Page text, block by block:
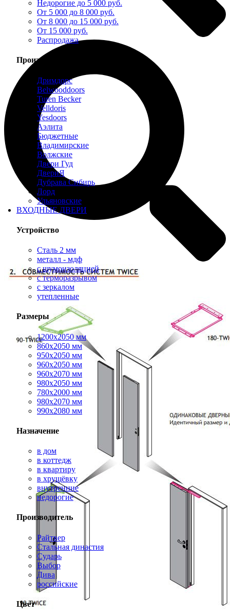
Недорогие до 5 000 руб.
От 5 000 до 8 000 руб.
От 8 000 до 15 000 руб.
От 15 000 руб.
Распродажа
Производители
Дримдорс
Belwooddoors
Turen Becker
Velldoris
Yesdoors
Аэлита
Бюджетные
Владимирские
Волжские
Двери Гуд
ДвериЯ
Дубрава Сибирь
Лорд
Ульяновские
ВХОДНЫЕ ДВЕРИ
Устройство
Сталь 2 мм
металл - мдф
с шумоизоляцией
с терморазрывом
с зеркалом
утепленные
Размеры
1200х2050 мм
860х2050 мм
950х2050 мм
960х2050 мм
960х2070 мм
980х2050 мм
780х2000 мм
980х2070 мм
990х2080 мм
Назначение
в дом
в коттедж
в квартиру
в хрущёвку
внутренние
недорогие
Производитель
Райтвер
Стальная династия
Сударь
Выбор
Дива
российские
Цвет